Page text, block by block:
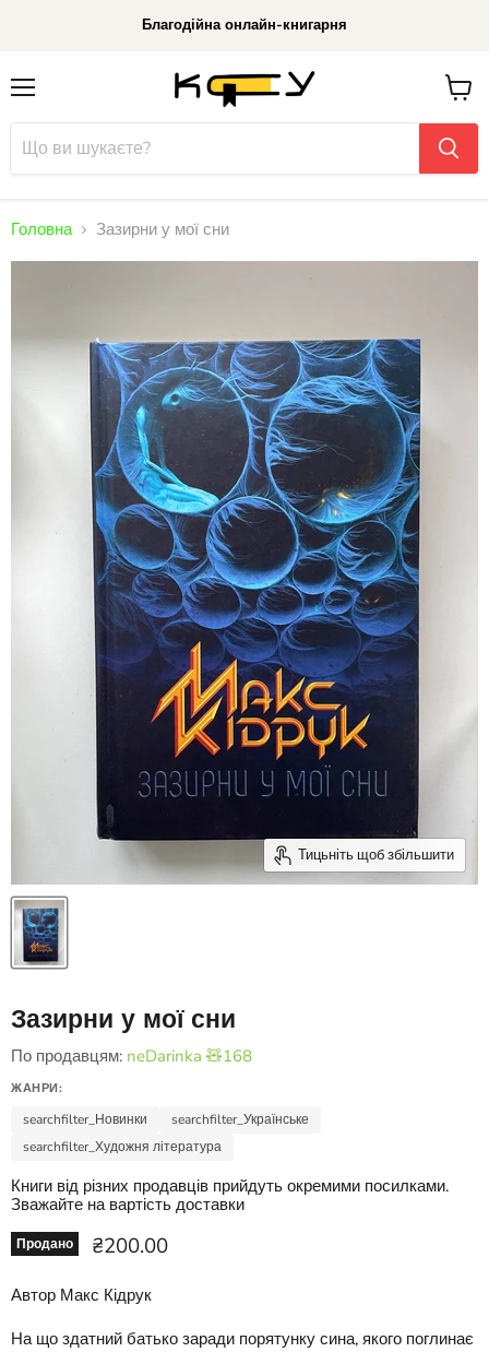
Благодійна онлайн-книгарня
До
Головна Зазирни у мої сни
Тицьніть щоб збільшити
Зазирни у мої сни
По продавцям: neDarinka 🧸168
ЖАНРИ:
searchfilter_Новинки
searchfilter_Українське
searchfilter_Художня література
Книги від різних продавців прийдуть окремими посилками.
Зважайте на вартість доставки
Продано Ціна зараз
₴200.00
Автор Макс Кідрук
На що здатний батько заради порятунку сина, якого поглинає